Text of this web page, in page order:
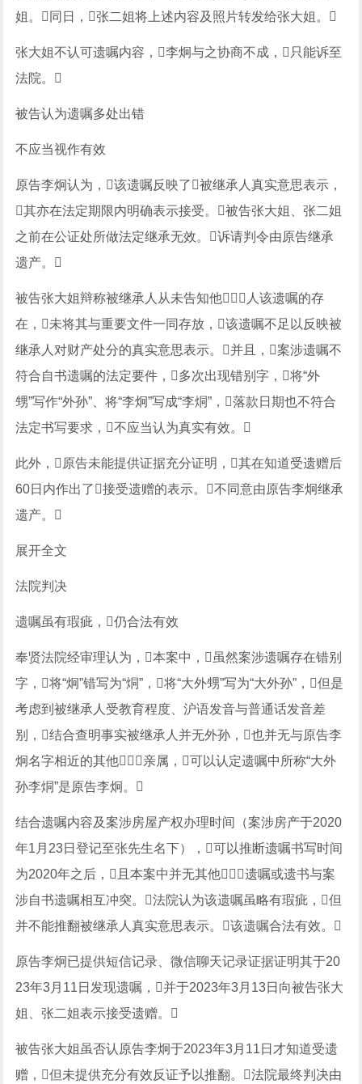
姐。同日，张二姐将上述内容及照片转发给张大姐。
张大姐不认可遗嘱内容，李炯与之协商不成，只能诉至
法院。
被告认为遗嘱多处出错
不应当视作有效
原告李炯认为，该遗嘱反映了被继承人真实意思表示，
其亦在法定期限内明确表示接受。被告张大姐、张二姐
之前在公证处所做法定继承无效。诉请判令由原告继承
遗产。
被告张大姐辩称被继承人从未告知他人该遗嘱的存
在，未将其与重要文件一同存放，该遗嘱不足以反映被
继承人对财产处分的真实意思表示。并且，案涉遗嘱不
符合自书遗嘱的法定要件，多次出现错别字，将“外
甥”写作“外孙”、将“李炯”写成“李烔”，落款日期也不符合
法定书写要求，不应当认为真实有效。
此外，原告未能提供证据充分证明，其在知道受遗赠后
60日内作出了接受遗赠的表示。不同意由原告李炯继承
遗产。
展开全文
法院判决
遗嘱虽有瑕疵，仍合法有效
奉贤法院经审理认为，本案中，虽然案涉遗嘱存在错别
字，将“炯”错写为“烔”，将“大外甥”写为“大外孙”，但是
考虑到被继承人受教育程度、沪语发音与普通话发音差
别，结合查明事实被继承人并无外孙，也并无与原告李
炯名字相近的其他亲属，可以认定遗嘱中所称“大外
孙李烔”是原告李炯。
结合遗嘱内容及案涉房屋产权办理时间（案涉房产于2020
年1月23日登记至张先生名下），可以推断遗嘱书写时间
为2020年之后，且本案中并无其他遗嘱或遗书与案
涉自书遗嘱相互冲突。法院认为该遗嘱虽略有瑕疵，但
并不能推翻被继承人真实意思表示。该遗嘱合法有效。
原告李炯已提供短信记录、微信聊天记录证据证明其于20
23年3月11日发现遗嘱，并于2023年3月13日向被告张大
姐、张二姐表示接受遗赠。
被告张大姐虽否认原告李炯于2023年3月11日才知道受遗
赠，但未提供充分有效反证予以推翻。法院最终判决由